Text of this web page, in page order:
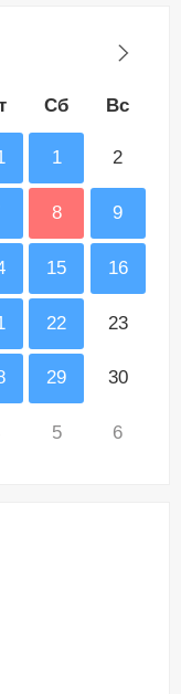
Сб Вс
1 2
8 9
15 16
22 23
29 30
5 6